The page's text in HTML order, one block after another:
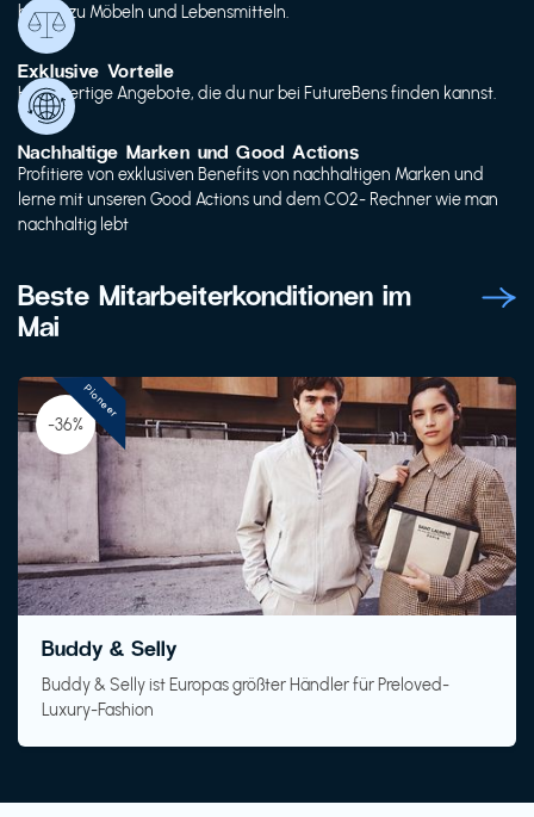
bis hin zu Möbeln und Lebensmitteln.
Exklusive Vorteile
Hochwertige Angebote, die du nur bei FutureBens finden kannst.
Nachhaltige Marken und Good Actions
Profitiere von exklusiven Benefits von nachhaltigen Marken und
lerne mit unseren Good Actions und dem CO2- Rechner wie man
nachhaltig lebt
Beste Mitarbeiterkonditionen im
Mai
-36%
Buddy & Selly
Buddy & Selly ist Europas größter Händler für Preloved-
Luxury-Fashion
Pioneer